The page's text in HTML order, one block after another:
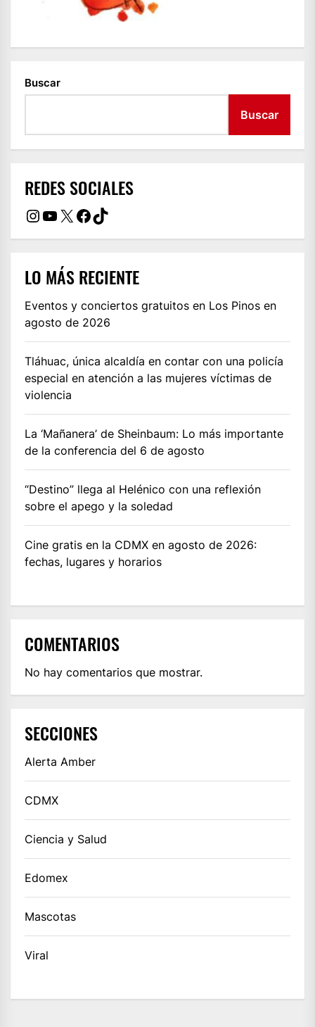
Buscar
Buscar
REDES SOCIALES
Instagram
YouTube
X Facebook
TikTok
LO MÁS RECIENTE
Eventos y conciertos gratuitos en Los Pinos en
agosto de 2026
Tláhuac, única alcaldía en contar con una policía
especial en atención a las mujeres víctimas de
violencia
La ‘Mañanera’ de Sheinbaum: Lo más importante
de la conferencia del 6 de agosto
“Destino” llega al Helénico con una reflexión
sobre el apego y la soledad
Cine gratis en la CDMX en agosto de 2026:
fechas, lugares y horarios
COMENTARIOS
No hay comentarios que mostrar.
SECCIONES
Alerta Amber
CDMX
Ciencia y Salud
Edomex
Mascotas
Viral